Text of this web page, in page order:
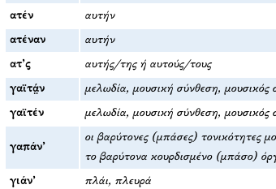
ατέν αυτήν
ατέναν αυτήν
ατ’ς αυτής/της ή αυτούς/τους
γαϊτά̤ν μελωδία, μουσική σύνθεση, μουσικός
γαϊτέν μελωδία, μουσική σύνθεση, μουσικός
γαπάν’
οι βαρύτονες (μπάσες) τονικότητες
το βαρύτονα κουρδισμένο (μπάσο)
γιάν’ πλάι, πλευρά